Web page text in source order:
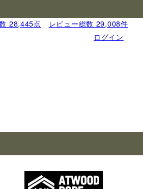
28,445点
レビュー総数 29,008件
ログイン